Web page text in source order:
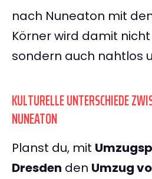
nach Nuneaton mit
Körner wird damit
sondern auch nahtlos
KULTURELLE UNTERSCHIEDE
NUNEATON
Planst du, mit
Dresden den Umzug